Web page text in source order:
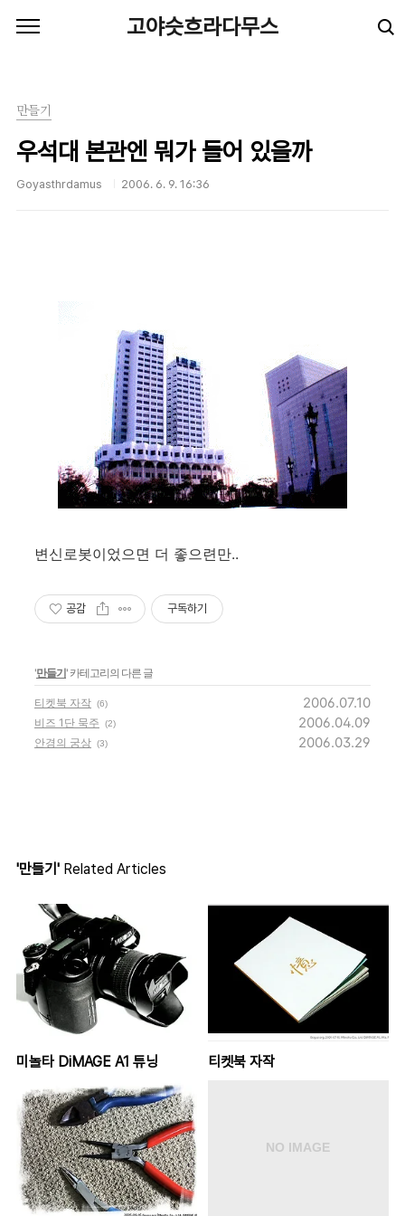
고야슷흐라다무스
만들기
우석대 본관엔 뭐가 들어 있을까
Goyasthrdamus 2006. 6. 9. 16:36
변신로봇이었으면 더 좋으련만..
공감 구독하기
'만들기' 카테고리의 다른 글
티켓북 자작 (6) 2006.07.10
비즈 1단 묵주 (2) 2006.04.09
안경의 궁상 (3) 2006.03.29
'만들기' Related Articles
미놀타 DiMAGE A1 튜닝 티켓북 자작